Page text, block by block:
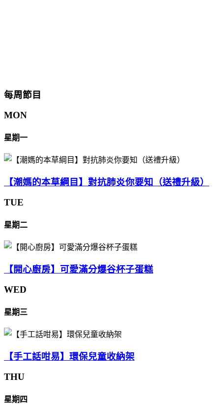
每周節目
MON
星期一
【潮媽的本草綱目】對抗肺炎你要知（送禮升級）
TUE
星期二
【開心廚房】可愛滿分爆谷杯子蛋糕
WED
星期三
【手工話咁易】環保兒童收納架
THU
星期四